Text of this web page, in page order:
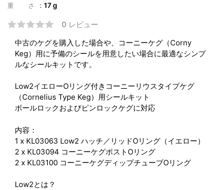
重さ 17 g
0 レビュー
中古のケグを購入した場合や、コーニーケグ（Corny
Keg）用に予備のシールを用意したい場合に最適なシンプ
ルなシールキットです。
Low2イエローOリング付きコーニーリウスタイプケグ
（Cornelius Type Keg）用シールキット
ボールロックおよびピンロックケグに対応
内容：
1 x KL03063 Low2 ハッチ／リッドOリング（イエロー）
2 x KL03094 コーニーケグポストOリング
2 x KL03100 コーニーケグディップチューブOリング
Low2とは？